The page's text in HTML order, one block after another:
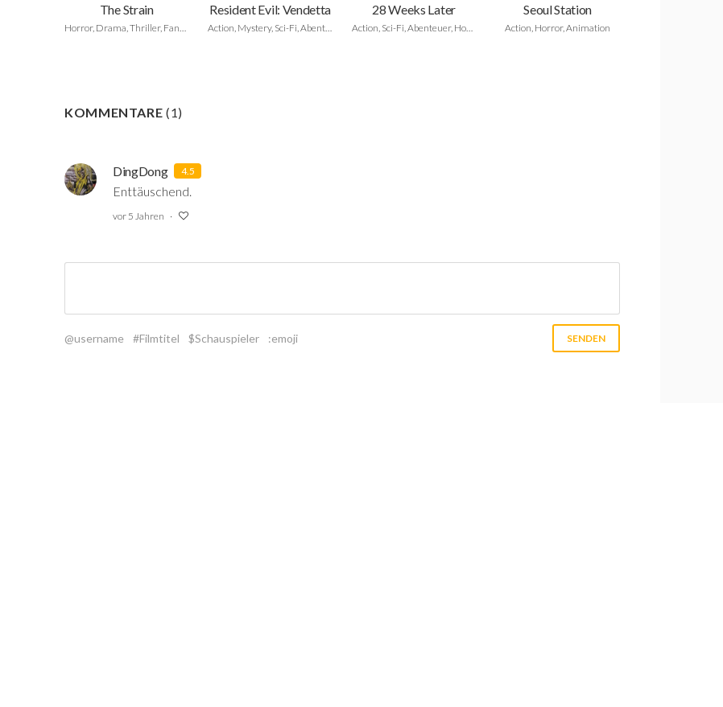
The Strain Resident Evil: Vendetta 28 Weeks Later
Action, Sci-Fi, Abenteuer, Horror, Drama
Seoul Station
Action, Horror, Animation
KOMMENTARE(1)
DingDong 4.5
Enttäuschend.
vor 5 Jahren
@username #Filmtitel $Schauspieler :emoji